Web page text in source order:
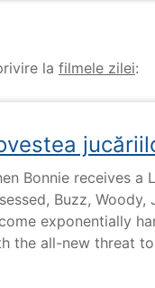
la filmele zilei:
Bonnie receives
Buzz,
exponentially
the all-new threat